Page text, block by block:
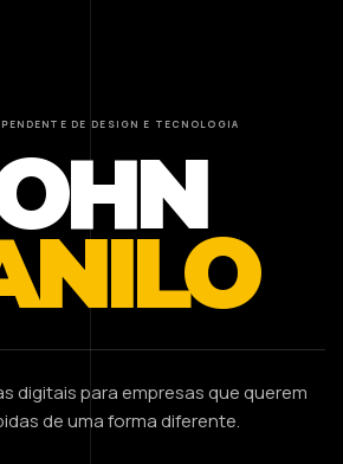
DE DESIGN E TECNOLOGIA
digitais para empresas que querem
de uma forma diferente.